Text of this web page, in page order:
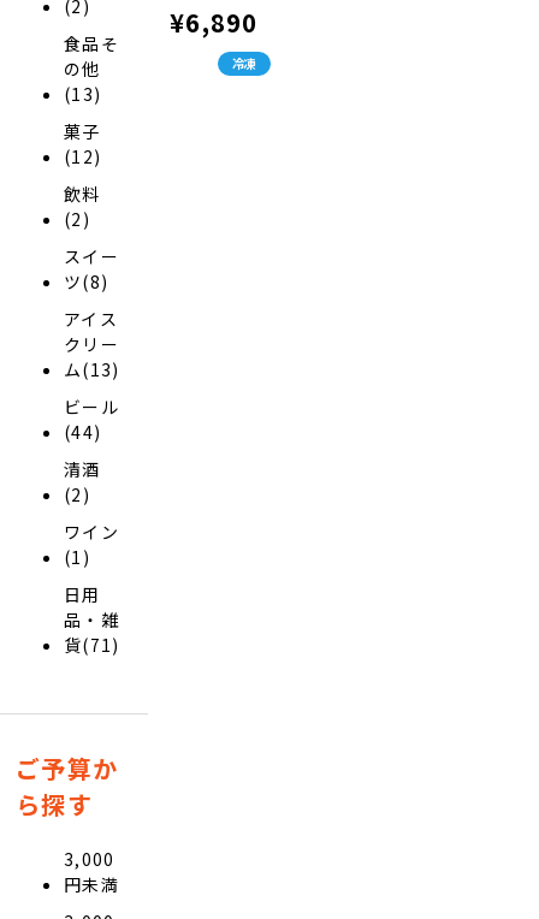
(2)
食品そ
の他
(13)
菓子
(12)
飲料
(2)
スイー
ツ(8)
アイス
クリー
ム(13)
ビール
(44)
清酒
(2)
ワイン
(1)
日用
品・雑
貨(71)
ご予算か
ら探す
3,000
円未満
レ210ｇ、本格塩味たれ
145ｇ
¥6,890
冷凍